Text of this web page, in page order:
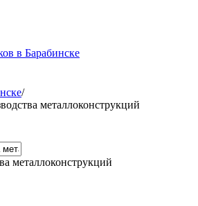
в Барабинске
/
металлоконструкций
металлоконструкций